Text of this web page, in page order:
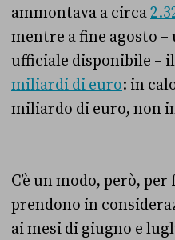
ammontava a circa
mentre a fine agosto
ufficiale disponibile –
miliardi di euro: in
miliardo di euro, non
C’è un modo, però,
prendono in
ai mesi di giugno e